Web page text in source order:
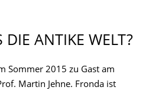
DIE ANTIKE WELT?
Sommer 2015 zu Gast am
Martin Jehne. Fronda ist